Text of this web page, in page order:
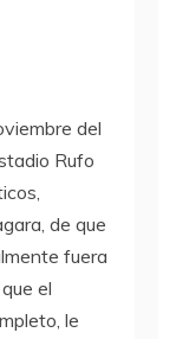
del
Rufo
de que
fuera
el
le